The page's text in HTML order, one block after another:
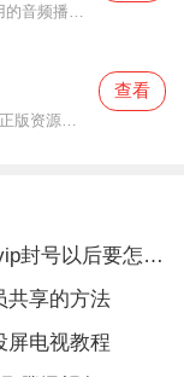
爱奇艺2023最新免费版是一款高清正版资源的影视软件，在这款爱奇艺2023最新免费版中提供了很多小伙伴们都想要体验的电视剧、电影、综艺、纪录片、体育等资源，各种精彩视频大片大家都可以自由选择的，采用的还是高清画质播放，观影过程中都可以享受非常舒适的播放哦，有需要的
查看
腾讯视频vip为什么会封号 腾讯视频vip封号以后要怎么办
共享的方法
屏电视教程